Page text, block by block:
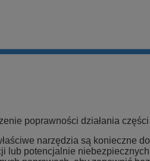
poprawności działania
narzędzia są konieczne
lub potencjalnie